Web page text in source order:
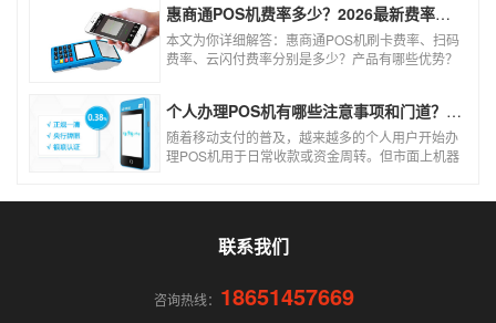
使用！
惠商通POS机费率多少？2026最新费率标准及办理全攻略
本文为你详细解答：惠商通POS机刷卡费率、扫码
费率、云闪付费率分别是多少？产品有哪些优势？
个人办理POS机有哪些注意事项和门道？（2026最新避坑指南）
随着移动支付的普及，越来越多的个人用户开始办
理POS机用于日常收款或资金周转。但市面上机器
联系我们
咨询热线： 18651457669